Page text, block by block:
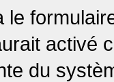
le
activé
du